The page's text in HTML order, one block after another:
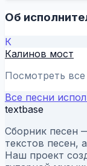
Об
К
Калинов мост
Посмотреть
Все песни
textbase
Сборник песен
текстов песен,
Наш проект